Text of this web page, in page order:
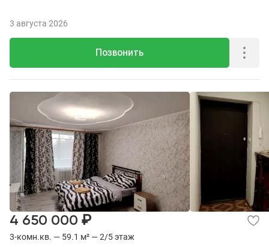
Позвонить
3 августа 2026
3-комн.кв. — 59.1 м² — 2/5 этаж
4 650 000 ₽